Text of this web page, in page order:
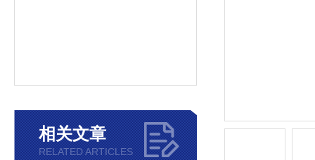
相关文章
RELATED ARTICLES